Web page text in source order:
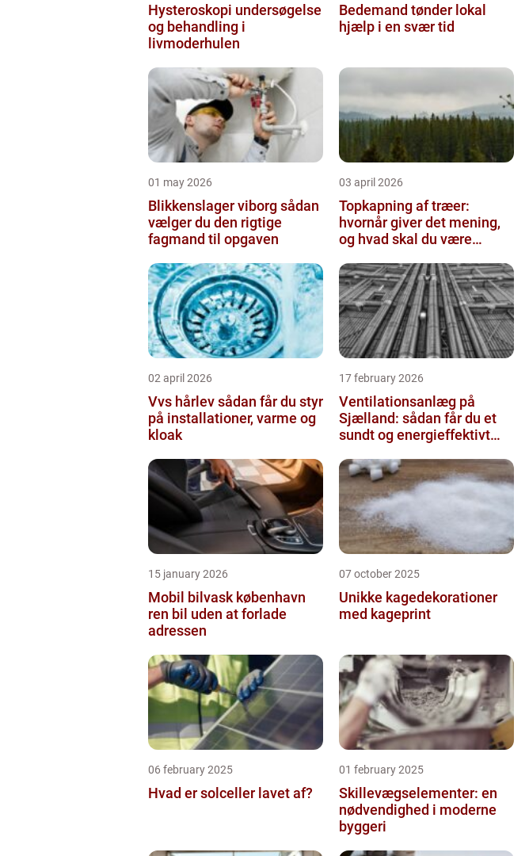
Hysteroskopi undersøgelse
og behandling i
livmoderhulen
Bedemand tønder lokal
hjælp i en svær tid
01 may 2026
Blikkenslager viborg sådan
vælger du den rigtige
fagmand til opgaven
03 april 2026
Topkapning af træer:
hvornår giver det mening,
og hvad skal du være
02 april 2026
Vvs hårlev sådan får du styr
på installationer, varme og
kloak
17 february 2026
Ventilationsanlæg på
Sjælland: sådan får du et
sundt og energieffektivt
15 january 2026
Mobil bilvask københavn
ren bil uden at forlade
adressen
07 october 2025
Unikke kagedekorationer
med kageprint
06 february 2025
Hvad er solceller lavet af?
01 february 2025
Skillevægselementer: en
nødvendighed i moderne
byggeri